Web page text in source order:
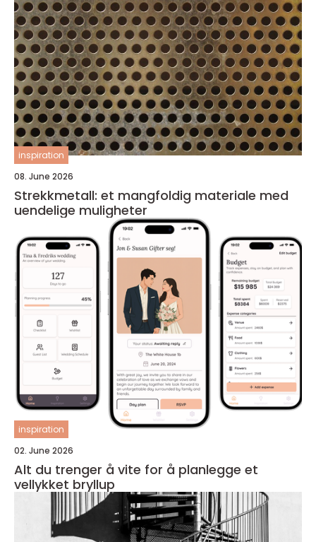
inspiration
08. June 2026
Strekkmetall: et mangfoldig materiale med
uendelige muligheter
inspiration
02. June 2026
Alt du trenger å vite for å planlegge et
vellykket bryllup